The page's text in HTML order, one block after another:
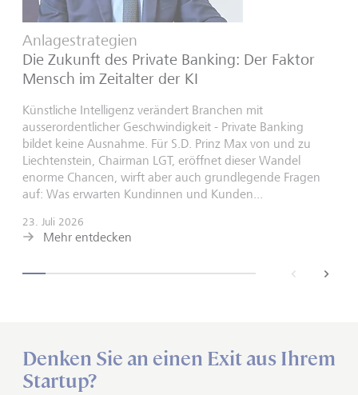
Anlagestrategien
Die Zukunft des Private Banking: Der Faktor
Mensch im Zeitalter der KI
Künstliche Intelligenz verändert Branchen mit
ausserordentlicher Geschwindigkeit - Private Banking
bildet keine Ausnahme. Für S.D. Prinz Max von und zu
Liechtenstein, Chairman LGT, eröffnet dieser Wandel
enorme Chancen, wirft aber auch grundlegende Fragen
auf: Was erwarten Kundinnen und Kunden...
23. Juli 2026
Mehr entdecken
next
Denken Sie an einen Exit aus Ihrem
Startup?